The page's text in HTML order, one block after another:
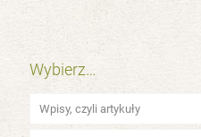
Wybierz…
Wpisy, czyli artykuły